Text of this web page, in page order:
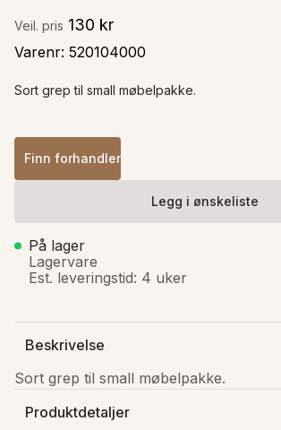
Veil. pris 130 kr
Varenr: 520104000
Sort grep til small møbelpakke.
Finn forhandler
Legg i ønskeliste
På lager
Lagervare
Est. leveringstid: 4 uker
Beskrivelse
Sort grep til small møbelpakke.
Produktdetaljer